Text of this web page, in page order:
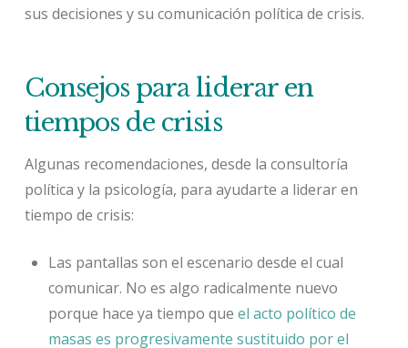
sus decisiones y su comunicación política de crisis.
Consejos para liderar en
tiempos de crisis
Algunas recomendaciones, desde la consultoría
política y la psicología, para ayudarte a liderar en
tiempo de crisis:
Las pantallas son el escenario desde el cual
comunicar. No es algo radicalmente nuevo
porque hace ya tiempo queel acto político de
masas es progresivamente sustituido por el